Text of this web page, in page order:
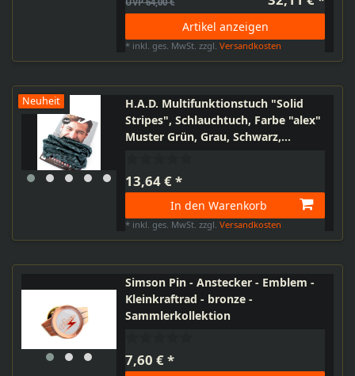
Artikel anzeigen
* inkl. ges. MwSt. zzgl.Versandkosten
Neuheit
H.A.D. Multifunktionstuch "Solid
Stripes", Schlauchtuch, Farbe "alex"
Muster Grün, Grau, Schwarz,
13,64 € *
In den Warenkorb
* inkl. ges. MwSt. zzgl.Versandkosten
Simson Pin - Anstecker - Emblem -
Kleinkraftrad - bronze -
Sammlerkollektion
7,60 € *